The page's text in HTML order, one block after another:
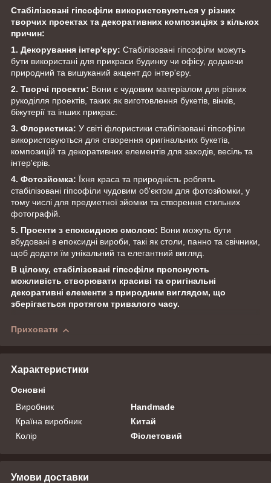
Стабілізовані гіпсофіли використовуються у різних
творчих проектах та декоративних композиціях з кількох
причин:
1. Декорування інтер'єру: Стабілізовані гіпсофіли можуть
бути використані для прикраси будинку чи офісу, додаючи
природний та вишуканий акцент до інтер'єру.
2. Творчі проекти: Вони є чудовим матеріалом для різних
рукоділля проектів, таких як виготовлення букетів, вінків,
біжутерії та інших прикрас.
3. Флористика: У світі флористики стабілізовані гіпсофіли
використовуються для створення оригінальних букетів,
композицій та декоративних елементів для заходів, весіль та
інтер'єрів.
4. Фотозйомка: Їхня краса та природність роблять
стабілізовані гіпсофіли чудовим об'єктом для фотозйомки, у
тому числі для предметної зйомки та створення стильних
фотографій.
5. Проекти з епоксидною смолою: Вони можуть бути
вбудовані в епоксидні вироби, такі як столи, панно та свічники,
щоб додати їм унікальний та елегантний вигляд.
В цілому, стабілізовані гіпсофіли пропонують
можливість створювати красиві та оригінальні
декоративні елементи з природним виглядом, що
зберігається протягом тривалого часу.
Приховати
Характеристики
Основні
Виробник
Handmade
Країна виробник
Китай
Колір
Фіолетовий
Умови доставки